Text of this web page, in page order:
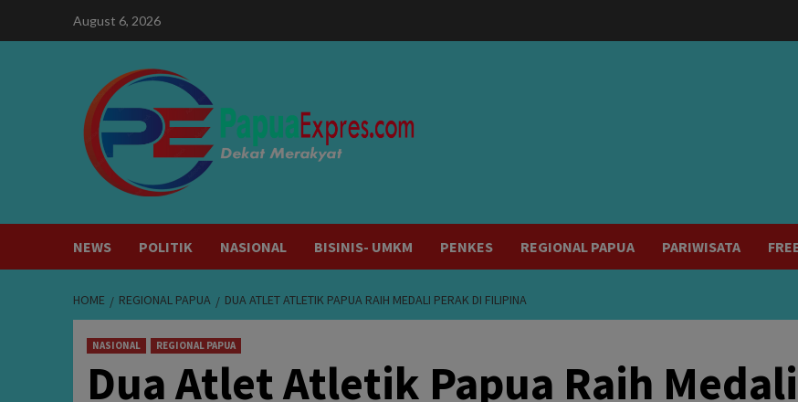
August 6, 2026
NEWS POLITIK NASIONAL BISINIS- UMKM PENKES REGIONAL PAPUA PARIWISATA
HOME REGIONAL PAPUA DUA ATLET ATLETIK PAPUA RAIH MEDALI PERAK DI FILIPINA
NASIONAL REGIONAL PAPUA
Dua Atlet Atletik Papua Raih Medali